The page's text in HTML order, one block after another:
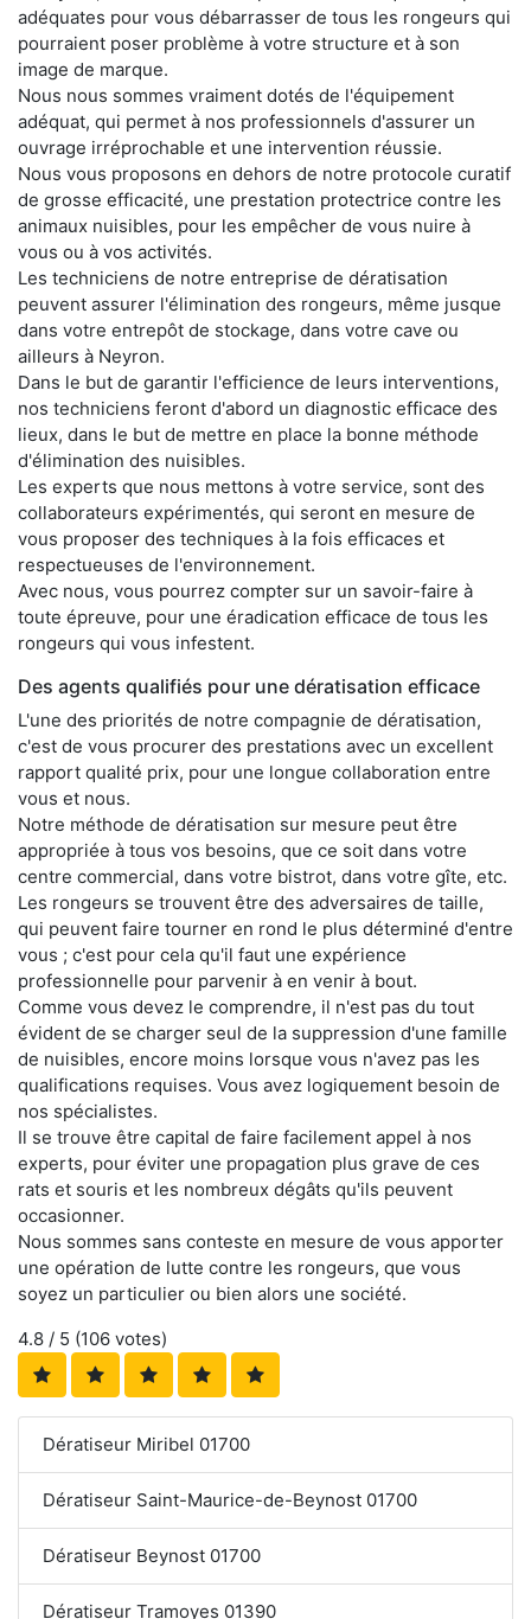
adéquates pour vous débarrasser de tous les rongeurs qui
pourraient poser problème à votre structure et à son
image de marque.
Nous nous sommes vraiment dotés de l'équipement
adéquat, qui permet à nos professionnels d'assurer un
ouvrage irréprochable et une intervention réussie.
Nous vous proposons en dehors de notre protocole curatif
de grosse efficacité, une prestation protectrice contre les
animaux nuisibles, pour les empêcher de vous nuire à
vous ou à vos activités.
Les techniciens de notre entreprise de dératisation
peuvent assurer l'élimination des rongeurs, même jusque
dans votre entrepôt de stockage, dans votre cave ou
ailleurs à Neyron.
Dans le but de garantir l'efficience de leurs interventions,
nos techniciens feront d'abord un diagnostic efficace des
lieux, dans le but de mettre en place la bonne méthode
d'élimination des nuisibles.
Les experts que nous mettons à votre service, sont des
collaborateurs expérimentés, qui seront en mesure de
vous proposer des techniques à la fois efficaces et
respectueuses de l'environnement.
Avec nous, vous pourrez compter sur un savoir-faire à
toute épreuve, pour une éradication efficace de tous les
rongeurs qui vous infestent.
Des agents qualifiés pour une dératisation efficace
L'une des priorités de notre compagnie de dératisation,
c'est de vous procurer des prestations avec un excellent
rapport qualité prix, pour une longue collaboration entre
vous et nous.
Notre méthode de dératisation sur mesure peut être
appropriée à tous vos besoins, que ce soit dans votre
centre commercial, dans votre bistrot, dans votre gîte, etc.
Les rongeurs se trouvent être des adversaires de taille,
qui peuvent faire tourner en rond le plus déterminé d'entre
vous ; c'est pour cela qu'il faut une expérience
professionnelle pour parvenir à en venir à bout.
Comme vous devez le comprendre, il n'est pas du tout
évident de se charger seul de la suppression d'une famille
de nuisibles, encore moins lorsque vous n'avez pas les
qualifications requises. Vous avez logiquement besoin de
nos spécialistes.
Il se trouve être capital de faire facilement appel à nos
experts, pour éviter une propagation plus grave de ces
rats et souris et les nombreux dégâts qu'ils peuvent
occasionner.
Nous sommes sans conteste en mesure de vous apporter
une opération de lutte contre les rongeurs, que vous
soyez un particulier ou bien alors une société.
4.8 / 5 (106 votes)
Dératiseur Miribel 01700
Dératiseur Saint-Maurice-de-Beynost 01700
Dératiseur Beynost 01700
Dératiseur Tramoyes 01390